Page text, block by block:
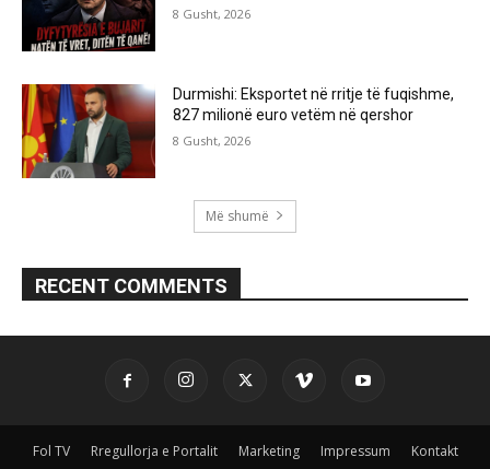
8 Gusht, 2026
Durmishi: Eksportet në rritje të fuqishme,
827 milionë euro vetëm në qershor
8 Gusht, 2026
Më shumë
RECENT COMMENTS
Fol TV Rregullorja e Portalit Marketing Impressum Kontakt